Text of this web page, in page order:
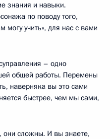
знания и навыки.
по поводу того,
могу учить», для нас с вами
– одно
общей работы. Перемены
наверняка вы это сами
быстрее, чем мы сами,
они сложны. И вы знаете,